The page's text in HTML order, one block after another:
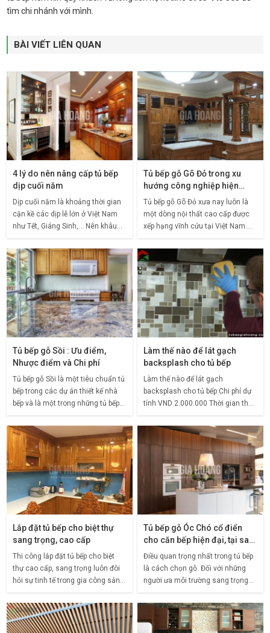
tìm chi nhánh với mình.
BÀI VIẾT LIÊN QUAN
4 lý do nên nâng cấp tủ bếp
dịp cuối năm
Dịp cuối năm là khoảng thời gian
cận kề các dịp lễ lớn ở Việt Nam
như Tết, Giáng Sinh,… Nên khâu
càng để không gian ấm cúng,
quây quần luôn
Tủ bếp gỗ Gõ Đỏ trong xu
hướng công nghiệp hiện
nay?
Tủ bếp gỗ Gõ Đỏ xưa nay luôn là
một dòng nội thất cao cấp được
xếp hạng vĩnh cửu tại Việt Nam.
nhiều người biết đến qua nét tinh
tế, bóng bẩy mà nó
Tủ bếp gỗ Sồi : Ưu điểm,
Nhược điểm và Chi phí
Tủ bếp gỗ Sồi là một tiêu chuẩn tủ
bếp trong các dự án thiết kế nhà
bếp và là một trong những tủ bếp
cạnh tủ bếp Acrylic. Nếu bạn đang
có ý
Làm thế nào để lát gạch
backsplash cho tủ bếp
Làm thế nào để lát gạch
backsplash cho tủ bếp Chi phí dự
tính VND 2.000.000 Thời gian thực
gọi là tấm chắn tường bếp là một
Lắp đặt tủ bếp cho biệt thự
sang trọng, cao cấp
Thi công lắp đặt tủ bếp cho biệt
thự cao cấp, sang trọng luôn đòi
hỏi sự tinh tế trong gia công sản
cho phù hợp nhất với phong cách
không
Tủ bếp gỗ Óc Chó cổ điển
cho căn bếp hiện đại, tại sao
không?
Điều quan trọng nhất trong tủ bếp
là cách chọn gỗ. Đối với những
người ưa môi trường sang trọng
là một lựa chọn tuyệt vời. Tông
màu đậm và